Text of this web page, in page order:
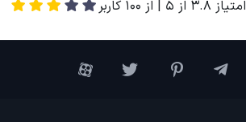
امتیاز 3.8 از 5 | از 100 کاربر